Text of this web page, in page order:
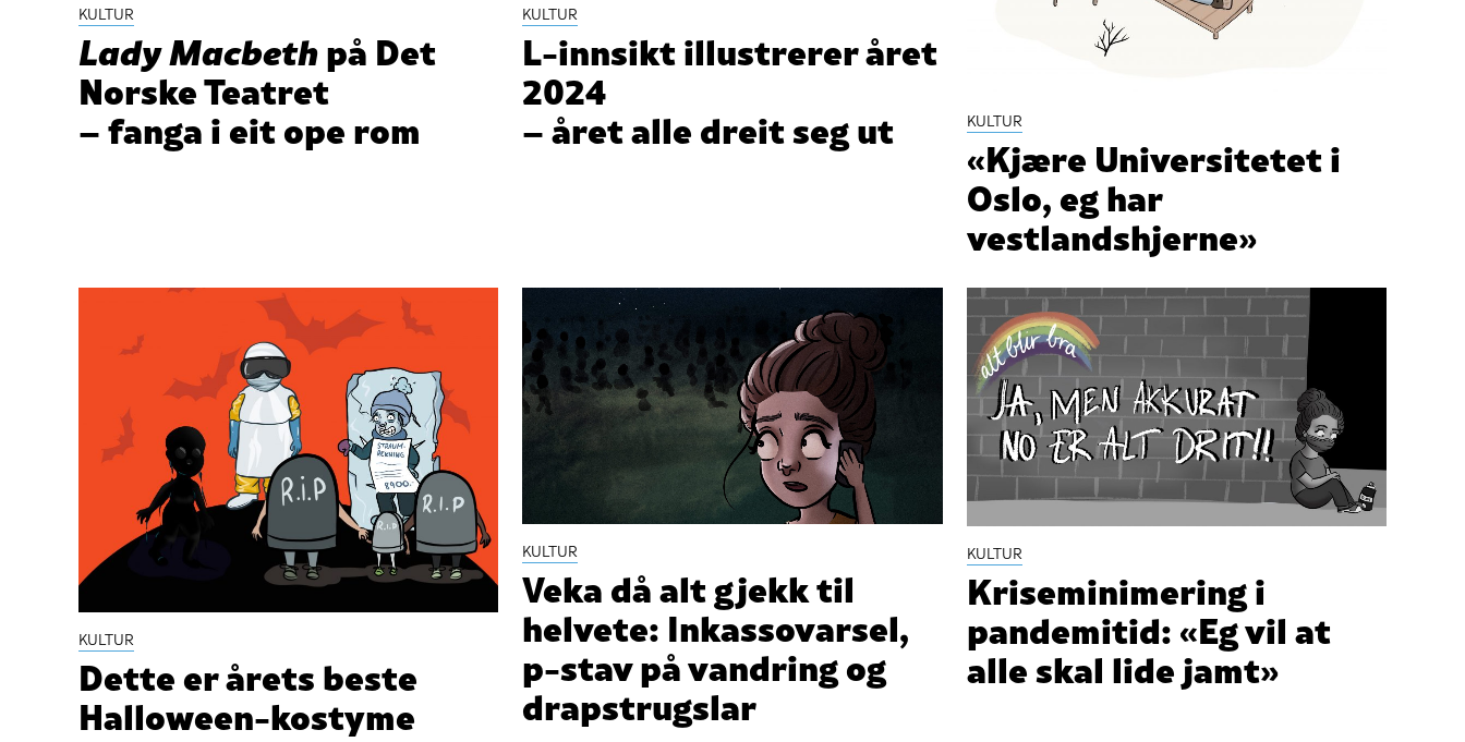
KULTUR
Lady Macbethpå Det
Norske Teatret
– fanga i eit ope rom
KULTUR
L-innsikt illustrerer året
2024
– året alle dreit seg ut KULTUR
«Kjære Universitetet i
Oslo, eg har
vestlandshjerne»
KULTUR
Dette er årets beste
Halloween-kostyme
KULTUR
Veka då alt gjekk til
helvete: Inkassovarsel,
p-stav på vandring og
drapstrugslar
KULTUR
Kriseminimering i
pandemitid: «Eg vil at
alle skal lide jamt»